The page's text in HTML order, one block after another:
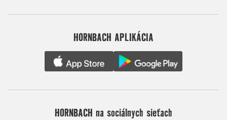
HORNBACH APLIKÁCIA
HORNBACH na sociálnych sieťach